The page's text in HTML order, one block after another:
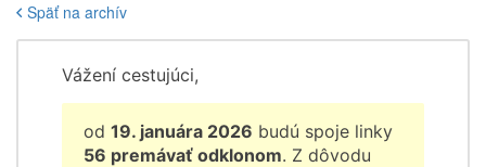
Späť na archív
Vážení cestujúci,
od 19. januára 2026 budú spoje linky
56 premávať odklonom. Z dôvodu